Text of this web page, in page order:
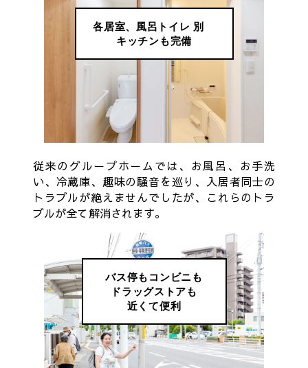
各居室、風呂トイレ 別
キッチンも完備
従来のグループホームでは、お風呂、お手洗
い、冷蔵庫、趣味の騒音を巡り、入居者同士の
トラブルが絶えませんでしたが、これらのトラ
ブルが全て解消されます。
バス停もコンビニも
ドラッグストアも
近くて便利